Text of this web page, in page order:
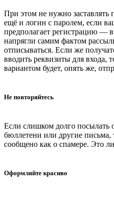
При этом не нужно заставлять
ещё и логин с паролем, если
предполагает регистрацию —
напрягли самим фактом
отписываться. Если же
вводить реквизиты для входа,
вариантом будет, опять же,
Не повторяйтесь
Если слишком долго
бюллетени или другие письма,
сообщено как о спамере. Это
Оформляйте красиво